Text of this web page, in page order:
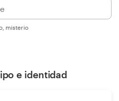
misterio
e identidad